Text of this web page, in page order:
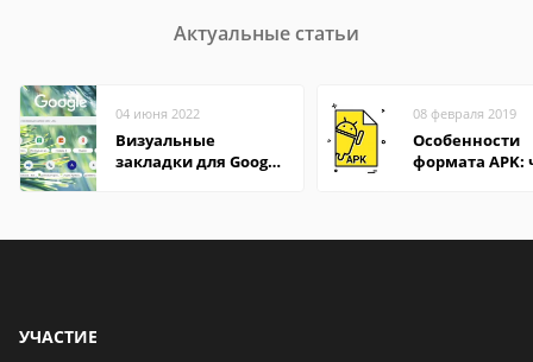
Актуальные статьи
04 июня 2022
Визуальные
закладки для Google
08 февраля 2019
Особенности
формата APK:
УЧАСТИЕ